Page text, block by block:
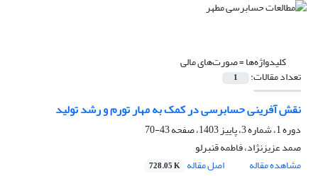
کلیدواژه‌ها =صورت‌های مالی
تعداد مقالات: 1
نقش آفرینی حسابرسی در کمک به مهار تورم و رشد تولید
دوره 1، شماره 3، پاییز 1403، صفحه
43-70
صمد عزیزنژاد، فاطمه قنبرلو
مشاهده مقاله
اصل مقاله 728.05 K